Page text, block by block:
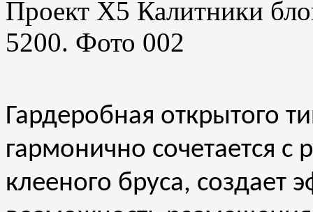
Гардеробная открытого
гармонично сочетается
клееного бруса, создает